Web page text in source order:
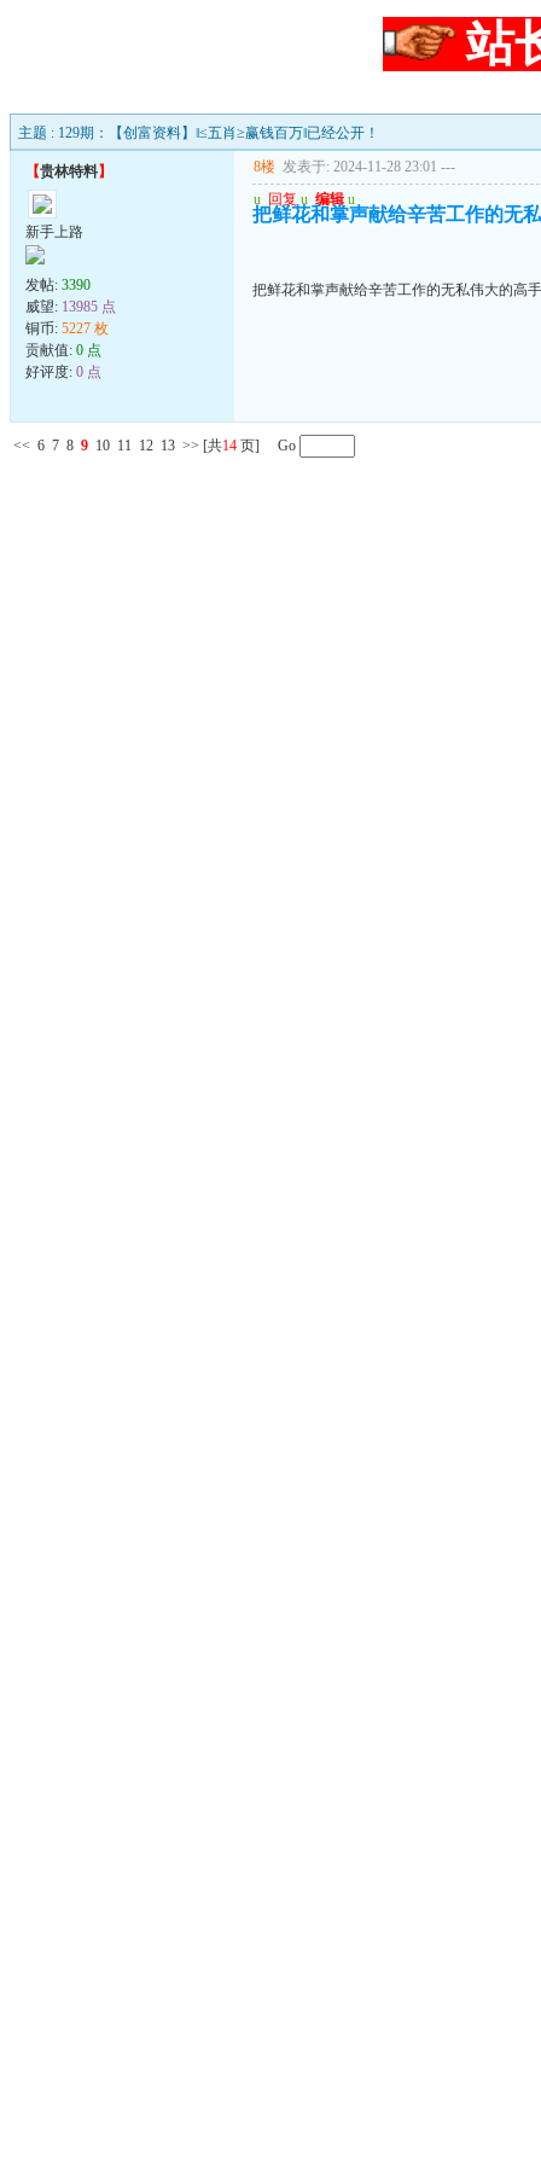
站
主题 : 129期：【创富资料】‖≤五肖≥赢钱百万‖已经公开！
【贵林特料】
新手上路
发帖: 3390
威望: 13985 点
铜币: 5227 枚
贡献值: 0 点
好评度: 0 点
8楼 发表于: 2024-11-28 23:01 ---
u 回复 u 编辑 u
把鲜花和掌声献给辛苦工作的无
把鲜花和掌声献给辛苦工作的无私伟大的高
<< 6 7 8 9 10 11 12 13 >> [共14 页] Go